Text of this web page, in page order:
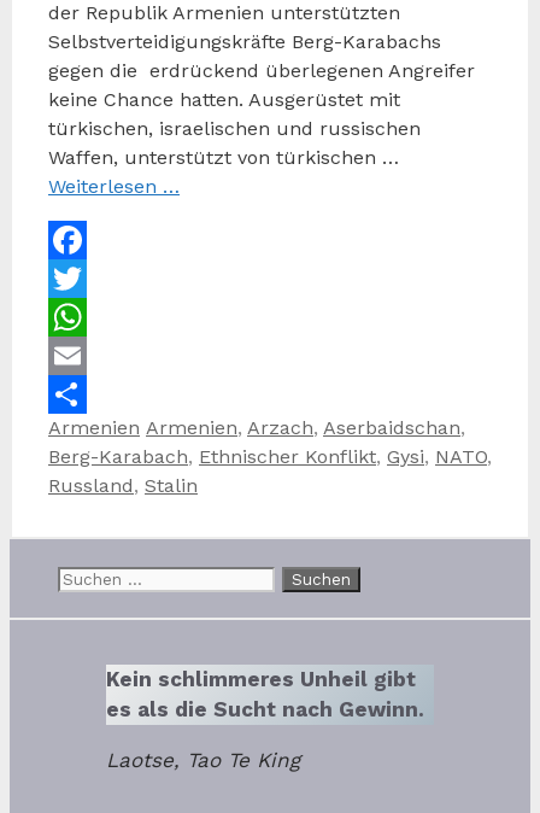
der Republik Armenien unterstützten
Selbstverteidigungskräfte Berg-Karabachs
gegen die erdrückend überlegenen Angreifer
keine Chance hatten. Ausgerüstet mit
türkischen, israelischen und russischen
Waffen, unterstützt von türkischen …
Weiterlesen …
Facebook
Twitter
WhatsApp
Email
Teilen
Kategorien
Armenien Schlagwörter
Armenien, Arzach, Aserbaidschan,
Berg-Karabach, Ethnischer Konflikt, Gysi, NATO,
Russland, Stalin
Suchen
Kein schlimmeres Unheil gibt
es als die Sucht nach Gewinn.
Laotse, Tao Te King